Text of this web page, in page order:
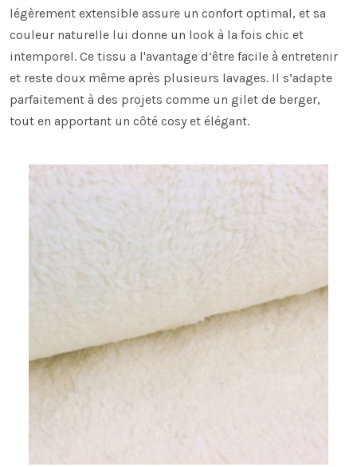
légèrement extensible assure un confort optimal, et sa
couleur naturelle lui donne un look à la fois chic et
intemporel. Ce tissu a l'avantage d’être facile à entretenir
et reste doux même après plusieurs lavages. Il s’adapte
parfaitement à des projets comme un gilet de berger,
tout en apportant un côté cosy et élégant.